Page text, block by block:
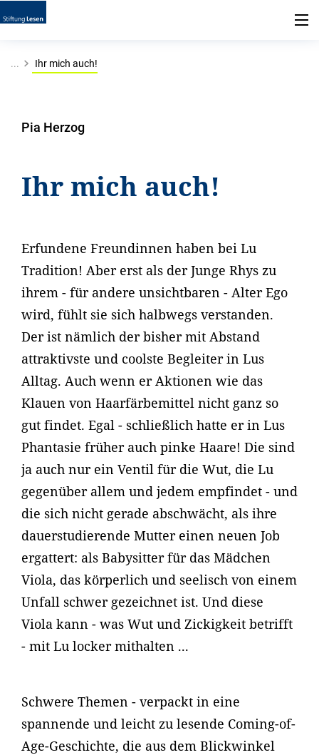
... Ihr mich auch!
Pia Herzog
Ihr mich auch!
Erfundene Freundinnen haben bei Lu
Tradition! Aber erst als der Junge Rhys zu
ihrem - für andere unsichtbaren - Alter Ego
wird, fühlt sie sich halbwegs verstanden.
Der ist nämlich der bisher mit Abstand
attraktivste und coolste Begleiter in Lus
Alltag. Auch wenn er Aktionen wie das
Klauen von Haarfärbemittel nicht ganz so
gut findet. Egal - schließlich hatte er in Lus
Phantasie früher auch pinke Haare! Die sind
ja auch nur ein Ventil für die Wut, die Lu
gegenüber allem und jedem empfindet - und
die sich nicht gerade abschwächt, als ihre
dauerstudierende Mutter einen neuen Job
ergattert: als Babysitter für das Mädchen
Viola, das körperlich und seelisch von einem
Unfall schwer gezeichnet ist. Und diese
Viola kann - was Wut und Zickigkeit betrifft
- mit Lu locker mithalten ...
Schwere Themen - verpackt in eine
spannende und leicht zu lesende Coming-of-
Age-Geschichte, die aus dem Blickwinkel